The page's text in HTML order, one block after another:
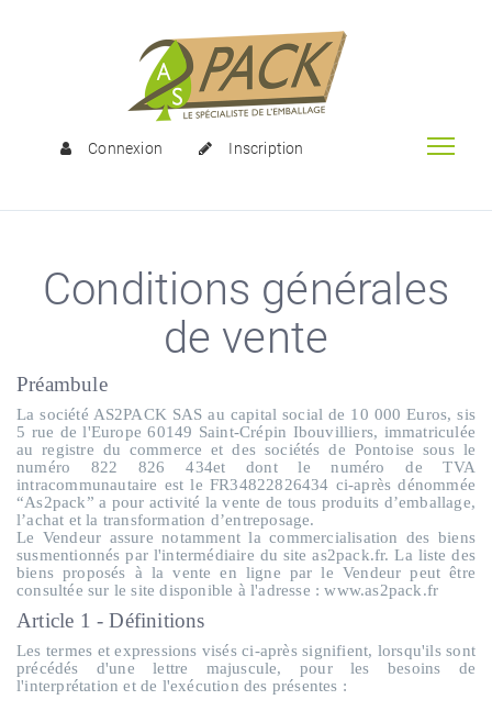
Connexion Inscription
Conditions générales
de vente
Préambule
La société AS2PACK SAS au capital social de 10 000 Euros, sis
5 rue de l'Europe 60149 Saint-Crépin Ibouvilliers, immatriculée
au registre du commerce et des sociétés de Pontoise sous le
numéro 822 826 434et dont le numéro de TVA
intracommunautaire est le FR34822826434 ci-après dénommée
“As2pack” a pour activité la vente de tous produits d’emballage,
l’achat et la transformation d’entreposage.
Le Vendeur assure notamment la commercialisation des biens
susmentionnés par l'intermédiaire du site as2pack.fr. La liste des
biens proposés à la vente en ligne par le Vendeur peut être
consultée sur le site disponible à l'adresse : www.as2pack.fr
Article 1 - Définitions
Les termes et expressions visés ci-après signifient, lorsqu'ils sont
précédés d'une lettre majuscule, pour les besoins de
l'interprétation et de l'exécution des présentes :